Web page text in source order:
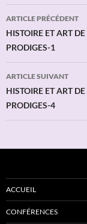
Navigation
des
articles
ARTICLE PRÉCÉDENT
HISTOIRE ET ART
PRODIGES-1
ARTICLE SUIVANT
HISTOIRE ET ART
PRODIGES-4
ACCUEIL
CONFÉRENCES